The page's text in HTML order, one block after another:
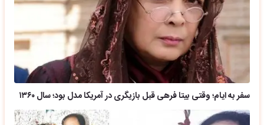
سفر به ایام؛ وقتی بیتا فرهی قبل بازیگری در آمریکا مدل بود؛ سال ۱۳۶۰